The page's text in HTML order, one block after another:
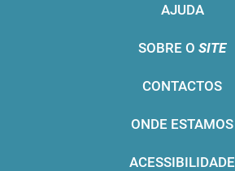
AJUDA
SOBRE O SITE
CONTACTOS
ONDE ESTAMOS
ACESSIBILIDADE